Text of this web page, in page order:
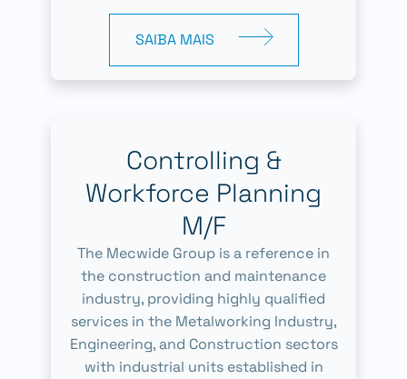
SAIBA MAIS
Controlling &
Workforce Planning
M/F
The Mecwide Group is a reference in
the construction and maintenance
industry, providing highly qualified
services in the Metalworking Industry,
Engineering, and Construction sectors
with industrial units established in